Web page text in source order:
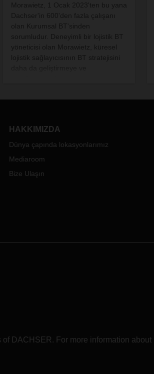
Morawietz , 1 Ocak
2023'ten bu yana
Dachser'in 600'den fazla çalışanı
olan Kurumsal BT'sinden
sorumludur. Deneyimli bir lojistik BT
yöneticisi olan Morawietz, küresel
lojistik sağlayıcısının BT stratejisini
HAKKIMIZDA
Dünya çapında lokasyonlarımız
Mediaroom
Bize Ulaşın
DACHSER. For more information about